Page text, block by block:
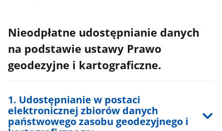
Nieodpłatne udostępnianie danych
na podstawie ustawy Prawo
geodezyjne i kartograficzne.
1. Udostępnianie w postaci
elektronicznej zbiorów danych
państwowego zasobu geodezyjnego i